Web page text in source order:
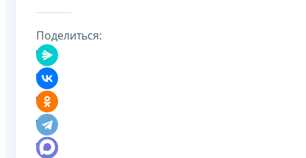
Поделиться: